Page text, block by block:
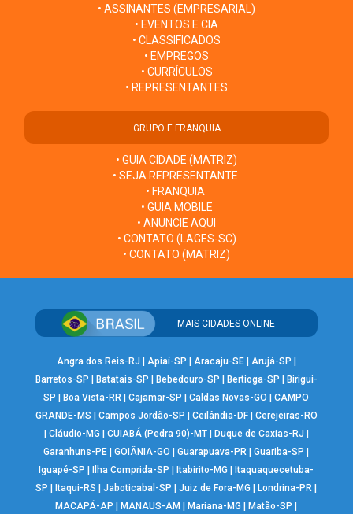
• ASSINANTES (EMPRESARIAL)
• EVENTOS E CIA
• CLASSIFICADOS
• EMPREGOS
• CURRÍCULOS
• REPRESENTANTES
GRUPO E FRANQUIA
• GUIA CIDADE (MATRIZ)
• SEJA REPRESENTANTE
• FRANQUIA
• GUIA MOBILE
• ANUNCIE AQUI
• CONTATO (LAGES-SC)
• CONTATO (MATRIZ)
MAIS CIDADES ONLINE
Angra dos Reis-RJ Apiaí-SP Aracaju-SE| Arujá-SP
Barretos-SP
Batatais-SP Bebedouro-SP Bertioga-SP
Birigui-
SP
Boa Vista-RR |Cajamar-SP |Caldas Novas-GO |CAMPO
GRANDE-MS
Campos Jordão-SP Ceilândia-DF| Cerejeiras-RO
Cláudio-MG CUIABÁ (Pedra 90)-MT| Duque de Caxias-RJ
Garanhuns-PE |GOIÂNIA-GO |Guarapuava-PR |Guariba-SP
Iguapé-SP
Ilha Comprida-SP Itabirito-MG
Itaquaquecetuba-
SP
Itaqui-RS |Jaboticabal-SP |Juiz de Fora-MG Londrina-PR
MACAPÁ-AP
MANAUS-AM Mariana-MG Matão-SP